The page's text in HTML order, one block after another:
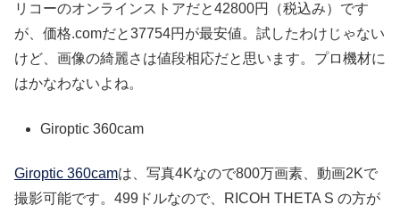
リコーのオンラインストアだと42800円（税込み）です
が、価格.comだと37754円が最安値。試したわけじゃない
けど、画像の綺麗さは値段相応だと思います。プロ機材に
はかなわないよね。
Giroptic 360cam
Giroptic 360camは、写真4Kなので800万画素、動画2Kで
撮影可能です。499ドルなので、RICOH THETA S の方が